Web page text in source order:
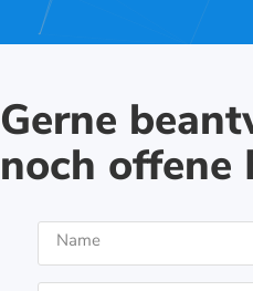
Gerne
noch offene